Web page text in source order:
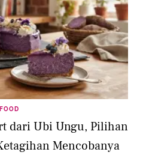
FOOD
dari Ubi Ungu, Pilihan
Mencobanya